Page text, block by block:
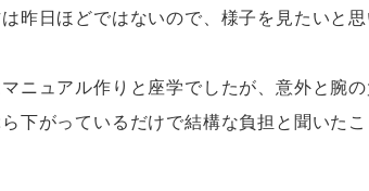
昨日ほどではないので、様子を見たいと思
ニュアル作りと座学でしたが、意外と腕の
下がっているだけで結構な負担と聞いた